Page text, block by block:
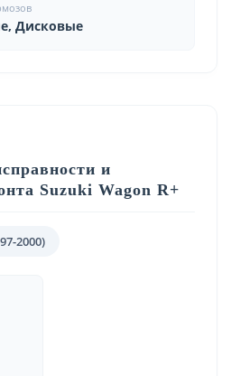
Дисковые
и
Suzuki Wagon R+
2000)